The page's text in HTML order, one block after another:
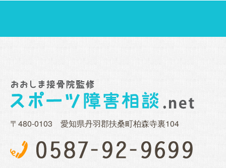
〒480-0103 愛知県丹羽郡扶桑町柏森寺裏104